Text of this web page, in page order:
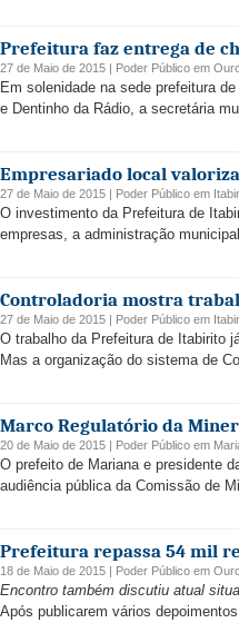
Prefeitura faz entrega de
27 de Maio de 2015 | Poder Público em
Em solenidade na sede prefeitura
e Dentinho da Rádio, a secretária
Empresariado local
27 de Maio de 2015 | Poder Público em
O investimento da Prefeitura de
empresas, a administração
Controladoria mostra
27 de Maio de 2015 | Poder Público em
O trabalho da Prefeitura de Itabirito
Mas a organização do sistema de
Marco Regulatório da
20 de Maio de 2015 | Poder Público em
O prefeito de Mariana e presidente
audiência pública da Comissão de
Prefeitura repassa 54 mil
18 de Maio de 2015 | Poder Público em
Encontro também discutiu atual
Após publicarem vários